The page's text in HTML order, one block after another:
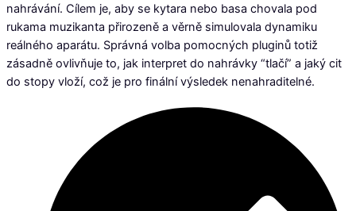
nahrávání. Cílem je, aby se kytara nebo basa chovala pod
rukama muzikanta přirozeně a věrně simulovala dynamiku
reálného aparátu. Správná volba pomocných pluginů totiž
zásadně ovlivňuje to, jak interpret do nahrávky “tlačí” a jaký cit
do stopy vloží, což je pro finální výsledek nenahraditelné.